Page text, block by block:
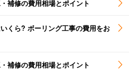
補修の費用相場とポイント
くら? ボーリング工事の費用をお
補修の費用相場とポイント